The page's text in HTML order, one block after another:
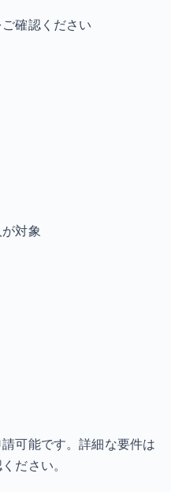
確認ください
対象
可能です。詳細な要件は
ださい。